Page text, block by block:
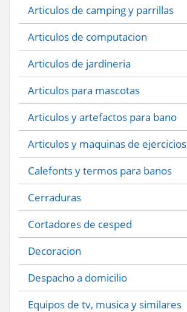
Articulos de camping y parrillas
Articulos de computacion
Articulos de jardineria
Articulos para mascotas
Articulos y artefactos para bano
Articulos y maquinas de ejercicios
Calefonts y termos para banos
Cerraduras
Cortadores de cesped
Decoracion
Despacho a domicilio
Equipos de tv, musica y similares